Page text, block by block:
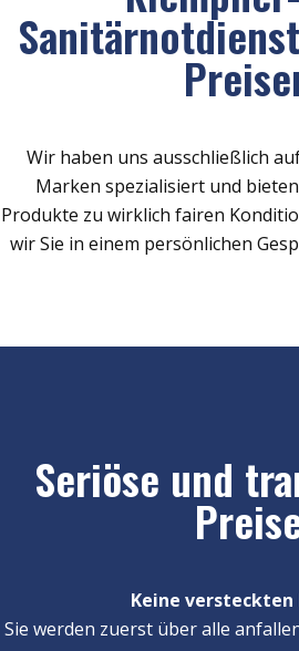
Wir haben uns ausschließlich
Marken spezialisiert und
Produkte zu wirklich fairen
wir Sie in einem persönlichen
Seriöse und
Keine versteckten
Sie werden zuerst über alle